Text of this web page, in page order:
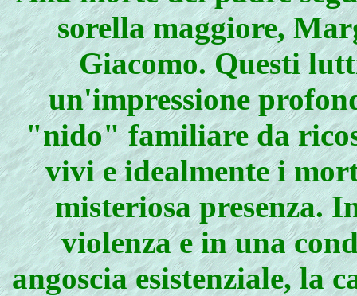
sorella maggiore,
Giacomo. Questi
un'impressione
"nido" familiare da
vivi e idealmente i
misteriosa presenza.
violenza e in una
angoscia esistenziale, la